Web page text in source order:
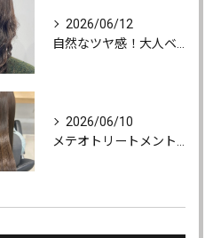
2026/06/12
2026/06/10